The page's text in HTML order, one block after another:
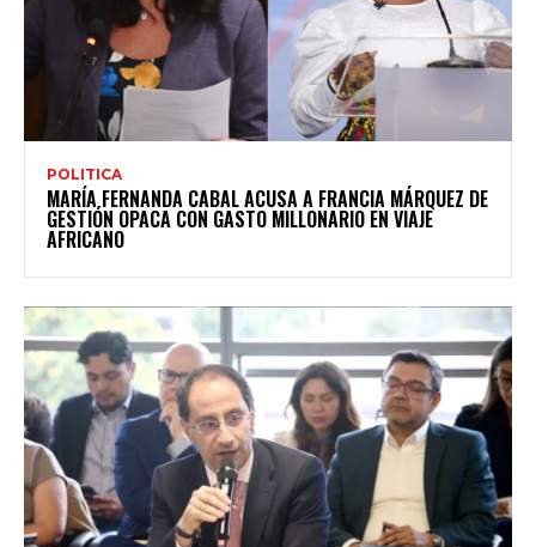
POLITICA
MARÍA FERNANDA CABAL ACUSA A FRANCIA MÁRQUEZ DE
GESTIÓN OPACA CON GASTO MILLONARIO EN VIAJE
AFRICANO